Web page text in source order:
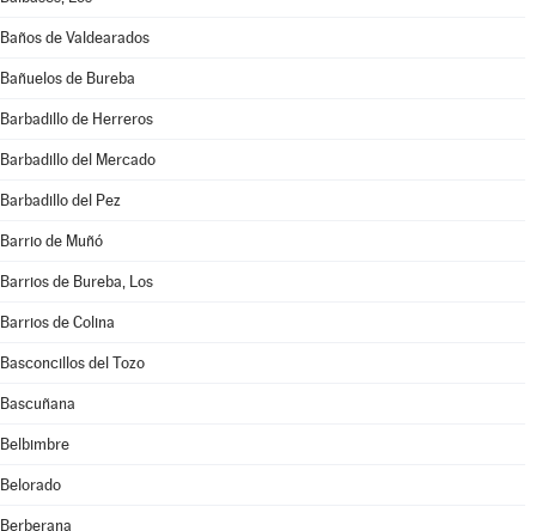
Baños de Valdearados
Bañuelos de Bureba
Barbadillo de Herreros
Barbadillo del Mercado
Barbadillo del Pez
Barrio de Muñó
Barrios de Bureba, Los
Barrios de Colina
Basconcillos del Tozo
Bascuñana
Belbimbre
Belorado
Berberana